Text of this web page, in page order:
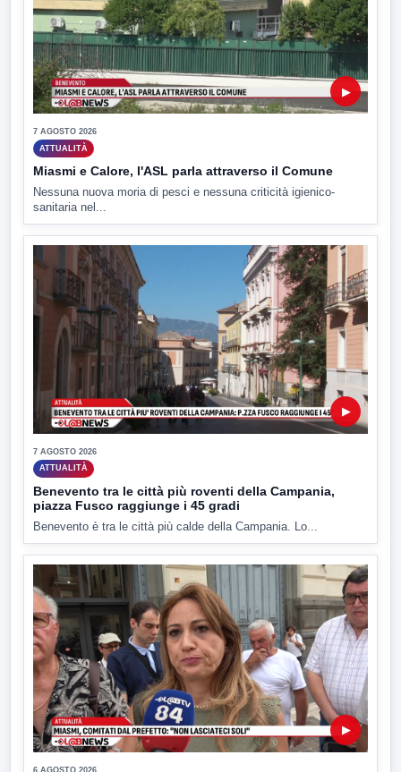
▶
7 AGOSTO 2026
ATTUALITÀ
Miasmi e Calore, l'ASL parla attraverso il Comune
Nessuna nuova moria di pesci e nessuna criticità igienico-
sanitaria nel...
▶
7 AGOSTO 2026
ATTUALITÀ
Benevento tra le città più roventi della Campania,
piazza Fusco raggiunge i 45 gradi
Benevento è tra le città più calde della Campania. Lo...
▶
6 AGOSTO 2026